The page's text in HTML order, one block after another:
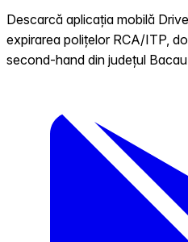
Descarcă aplicația mobilă
expirarea polițelor RCA/ITP,
second-hand din județul